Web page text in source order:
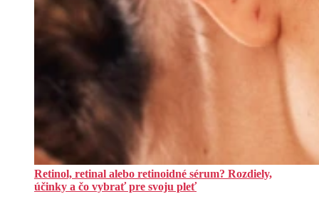
Retinol, retinal alebo retinoidné sérum? Rozdiely,
účinky a čo vybrať pre svoju pleť